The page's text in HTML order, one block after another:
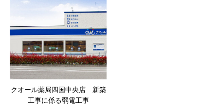
クオール薬局四国中央店 新築
工事に係る弱電工事